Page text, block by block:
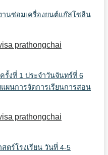
านซ่อมเครื่องยนต์แก๊สโซลีน
prathongchai
รั้งที่ 1 ประจำวันจันทร์ที่ 6
ผนการจัดการเรียนการสอน
prathongchai
ตร์โรงเรียน วันที่ 4-5